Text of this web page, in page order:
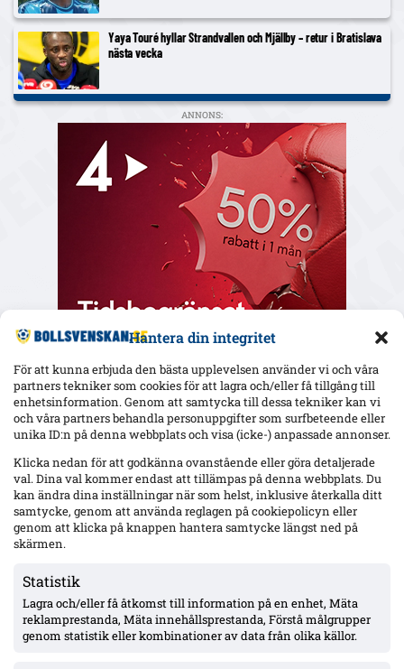
Hantera din integritet
För att kunna erbjuda den bästa upplevelsen använder vi och våra
partners tekniker som cookies för att lagra och/eller få tillgång till
enhetsinformation. Genom att samtycka till dessa tekniker kan vi
och våra partners behandla personuppgifter som surfbeteende eller
unika ID:n på denna webbplats och visa (icke-) anpassade annonser.
Klicka nedan för att godkänna ovanstående eller göra detaljerade
val. Dina val kommer endast att tillämpas på denna webbplats. Du
kan ändra dina inställningar när som helst, inklusive återkalla ditt
samtycke, genom att använda reglagen på cookiepolicyn eller
genom att klicka på knappen hantera samtycke längst ned på
skärmen.
Statistik
Lagra och/eller få åtkomst till information på en enhet, Mäta
reklamprestanda, Mäta innehållsprestanda, Förstå målgrupper
genom statistik eller kombinationer av data från olika källor.
Yaya Touré hyllar Strandvallen och Mjällby – retur i Bratislava
nästa vecka
ANNONS:
Senaste
Norrköping i Ligacupen
Mjällby mot rekordresultat – 56 mkr eget kapital; ”Allsvenskan
Häcken: Seger klar med rehab – tillbaka efter tre månaders
knäskada, siktar på hösten